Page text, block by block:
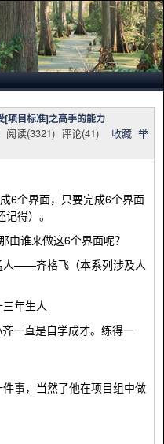
[项目标准]之高手的能力
阅读(3321) 评论(41) 收藏 举
6个界面，只要完成6个界面
得）。
谁来做这6个界面呢？
——齐格飞（本系列涉及人
年生人
一直是自学成才。练得一
事，当然了他在项目组中做